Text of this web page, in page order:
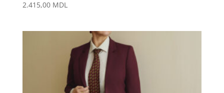
2.415,00 MDL